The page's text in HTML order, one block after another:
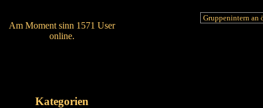
Am Moment sinn 1571 User
online.
Kategorien